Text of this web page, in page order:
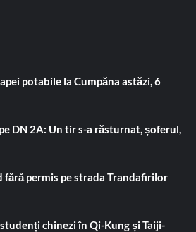
potabile la Cumpăna astăzi, 6
DN 2A: Un tir s-a răsturnat, șoferul,
fără permis pe strada Trandafirilor
chinezi în Qi-Kung și Taiji-